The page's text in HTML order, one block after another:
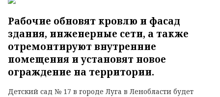
Рабочие обновят кровлю и фасад
здания, инженерные сети, а также
отремонтируют внутренние
помещения и установят новое
ограждение на территории.
Детский сад № 17 в городе Луга в Ленобласти будет